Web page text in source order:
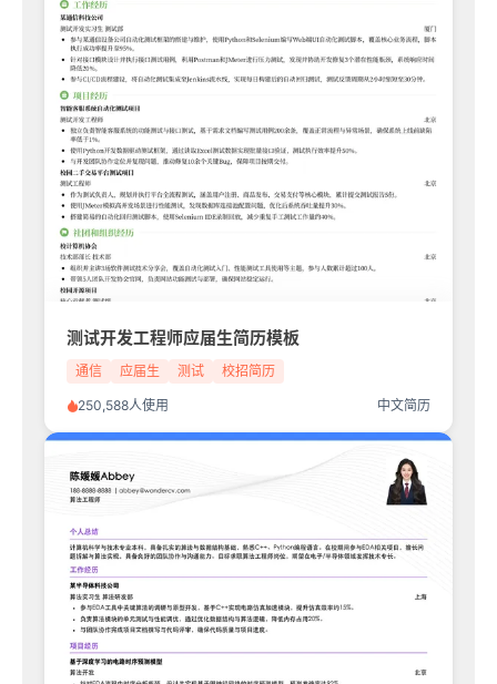
测试开发工程师应届生简历模板
通信 应届生 测试 校招简历
250,588人使用 中文简历